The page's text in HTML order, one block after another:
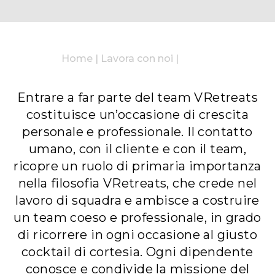
Home | Lavora con noi |
Entrare a far parte del team VRetreats
costituisce un’occasione di crescita
personale e professionale. Il contatto
umano, con il cliente e con il team,
ricopre un ruolo di primaria importanza
nella filosofia VRetreats, che crede nel
lavoro di squadra e ambisce a costruire
un team coeso e professionale, in grado
di ricorrere in ogni occasione al giusto
cocktail di cortesia. Ogni dipendente
conosce e condivide la missione del